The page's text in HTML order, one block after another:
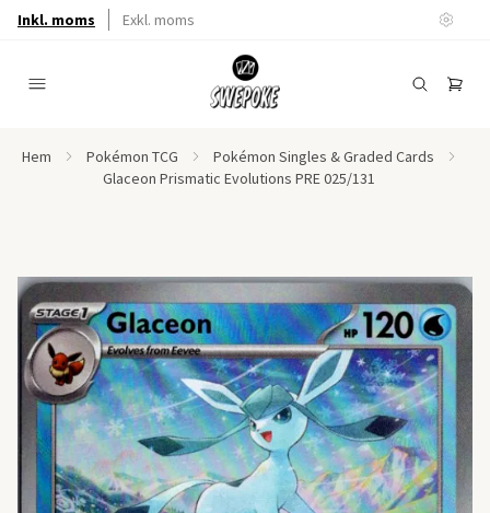
Inkl. moms Exkl. moms
Hem Pokémon TCG
Pokémon Singles & Graded Cards
Glaceon Prismatic Evolutions PRE 025/131